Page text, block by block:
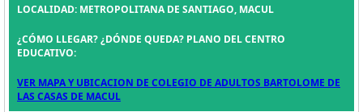
LOCALIDAD: METROPOLITANA DE SANTIAGO, MACUL
¿CÓMO LLEGAR? ¿DÓNDE QUEDA? PLANO DEL CENTRO
EDUCATIVO:
VER MAPA Y UBICACION DE COLEGIO DE ADULTOS BARTOLOME DE
LAS CASAS DE MACUL